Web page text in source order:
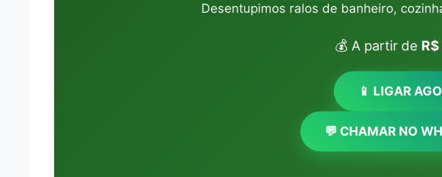
Desentupimos ralos de banheiro,
💰 A partir de
📱 LIGAR
💬 CHAMAR NO